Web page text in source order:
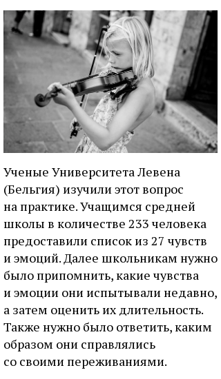
Ученые Университета Левена
(Бельгия) изучили этот вопрос
на практике. Учащимся средней
школы в количестве 233 человека
предоставили список из 27 чувств
и эмоций. Далее школьникам нужно
было припомнить, какие чувства
и эмоции они испытывали недавно,
а затем оценить их длительность.
Также нужно было ответить, каким
образом они справлялись
со своими переживаниями.